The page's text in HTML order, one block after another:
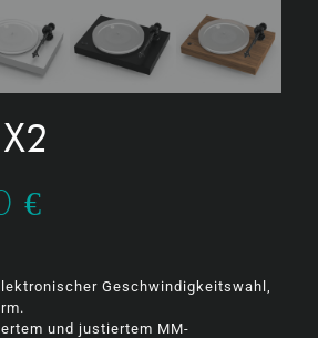
€
Geschwindigkeitswahl,
und justiertem MM-